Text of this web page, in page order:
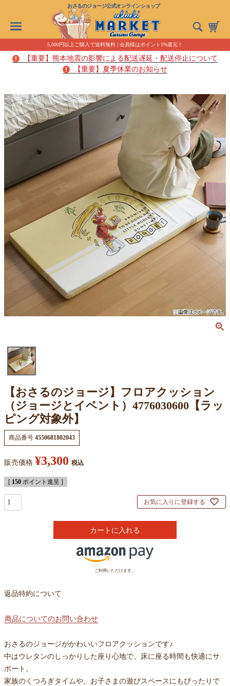
おさるのジョージ公式オンラインショップ
5,000円以上ご購入で送料無料 | 会員様はポイント5%還元！
【重要】熊本地震の影響による配送遅延・配送停止について
【重要】夏季休業のお知らせ
【おさるのジョージ】フロアクッション
（ジョージとイベント）4776030600【ラッ
ピング対象外】
商品番号 4550681802043
販売価格 ¥3,300 税込
[ 150 ポイント進呈 ]
お気に入りに登録する
カートに入れる
ご利用いただけます。
返品特約について
商品についてのお問い合わせ
おさるのジョージがかわいいフロアクッションです♪
中はウレタンのしっかりした座り心地で、床に座る時間も快適にサ
ポート。
家族のくつろぎタイムや、お子さまの遊びスペースにもぴったりで